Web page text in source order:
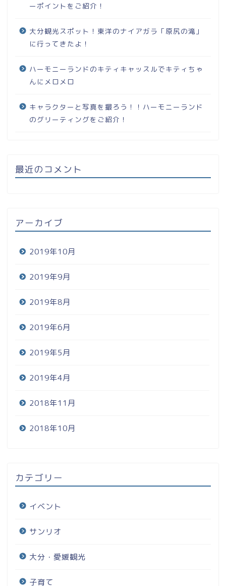
ーポイントをご紹介！
大分観光スポット！東洋のナイアガラ「原尻の滝」
に行ってきたよ！
ハーモニーランドのキティキャッスルでキティちゃ
んにメロメロ
キャラクターと写真を撮ろう！！ハーモニーランド
のグリーティングをご紹介！
最近のコメント
アーカイブ
2019年10月
2019年9月
2019年8月
2019年6月
2019年5月
2019年4月
2018年11月
2018年10月
カテゴリー
イベント
サンリオ
大分・愛媛観光
子育て